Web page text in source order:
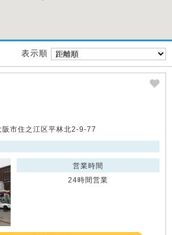
表示順
市住之江区平林北2-9-77
営業時間
24時間営業